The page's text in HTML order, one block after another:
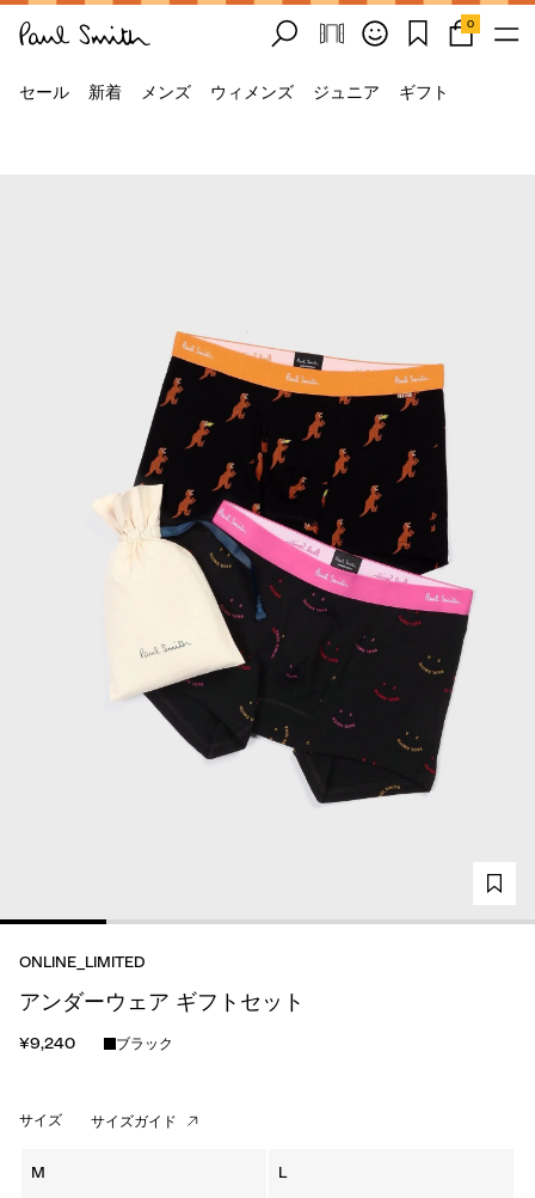
0
セール 新着 メンズ ウィメンズ ジュニア ギフト
ONLINE_LIMITED
アンダーウェア ギフトセット
¥9,240 ブラック
サイズ サイズガイド
M L